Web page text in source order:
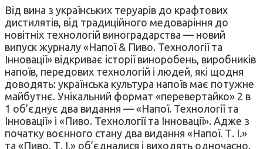
Від вина з українських теруарів до крафтових
дистилятів, від традиційного медоваріння до
новітніх технологій виноградарства — новий
випуск журналу «Напої & Пиво. Технології та
Інновації» відкриває історії виноробень, виробників
напоїв, передових технологій і людей, які щодня
доводять: українська культура напоїв має потужне
майбутнє. Унікальний формат «перевертайко» 2 в
1 об’єднує два видання — «Напої. Технології та
Інновації» і «Пиво. Технології та Інновації». Адже з
початку воєнного стану два видання «Напої. Т. І.»
та «Пиво. Т. І.» об’єдналися і виходять одночасно.